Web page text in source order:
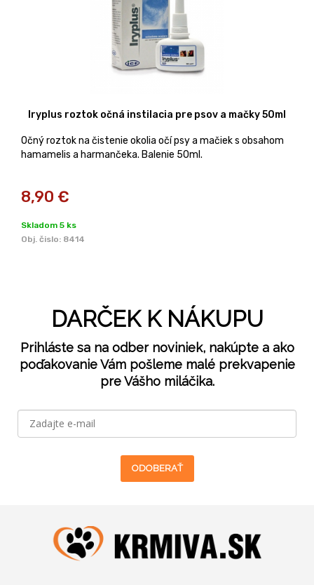
Iryplus roztok očná instilacia pre psov a mačky 50ml
Očný roztok na čistenie okolia očí psy a mačiek s obsahom
hamamelis a harmančeka. Balenie 50ml.
8,90 €
Skladom 5 ks
Obj. čislo: 8414
DARČEK K NÁKUPU
Prihláste sa na odber noviniek, nakúpte a ako
poďakovanie Vám pošleme malé prekvapenie
pre Vášho miláčika.
ODOBERAŤ